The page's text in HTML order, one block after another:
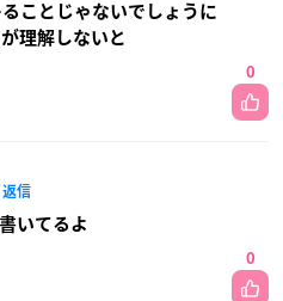
ことじゃないでしょうに
理解しないと
0
返信
いてるよ
0